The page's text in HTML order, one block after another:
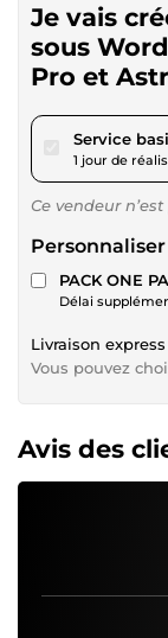
Je vais
sous
Pro et
Service
1 jour de
Ce vendeur
PACK ONE
Délai
Livraison
Vous pouvez
Avis des